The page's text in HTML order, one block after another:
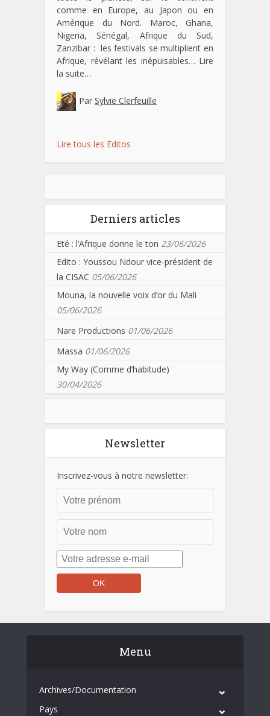
comme en Europe, au Japon ou en
Amérique du Nord. Maroc, Ghana,
Nigeria, Sénégal, Afrique du Sud,
Zanzibar : les festivals se multiplient en
Afrique, révélant les inépuisables… Lire
la suite…
Par Sylvie Clerfeuille
Lire tous les Editos
Derniers articles
Eté : l’Afrique donne le ton 23/06/2026
Edito : Youssou Ndour vice-président de
la CISAC 05/06/2026
Mouna, la nouvelle voix d’or du Mali
05/06/2026
Nare Productions 01/06/2026
Massa 01/06/2026
My Way (Comme d’habitude)
30/04/2026
Newsletter
Inscrivez-vous à notre newsletter:
Menu
Archives/Documentation
Pays